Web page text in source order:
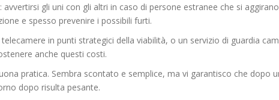
: avvertirsi gli uni con gli altri in caso di persone estranee che si
e spesso prevenire i possibili furti.
in punti strategici della viabilità, o un servizio di guardia
anche questi costi.
pratica. Sembra scontato e semplice, ma vi garantisco che dopo
dopo risulta pesante.